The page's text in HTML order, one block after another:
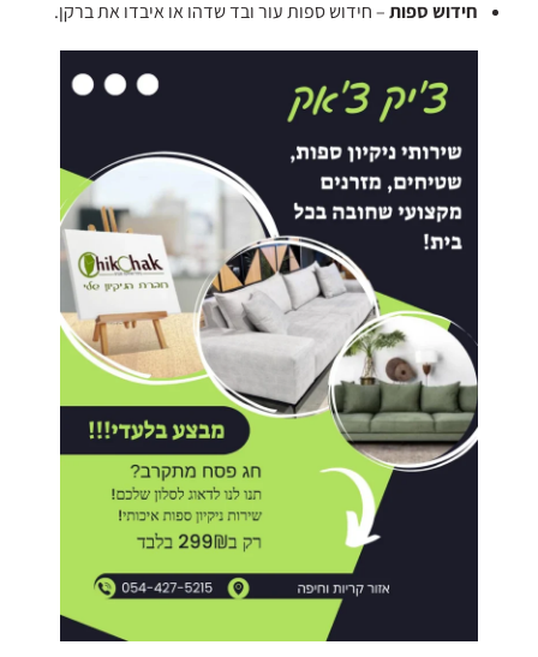
חידוש ספות– חידוש ספות עור ובד שדהו או איבדו את ברקן.